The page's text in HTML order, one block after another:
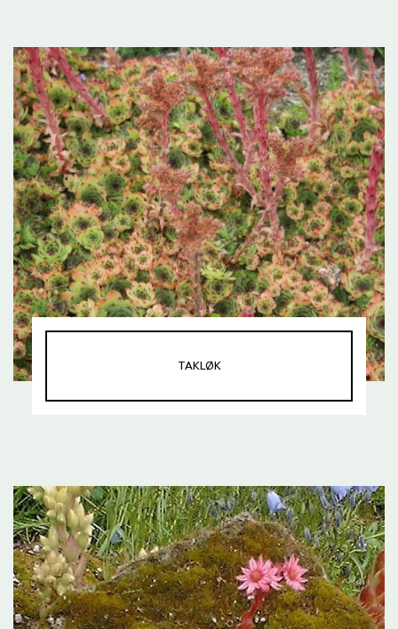
TAKLØK